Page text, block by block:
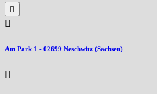
Am Park 1 - 02699 Neschwitz (Sachsen)